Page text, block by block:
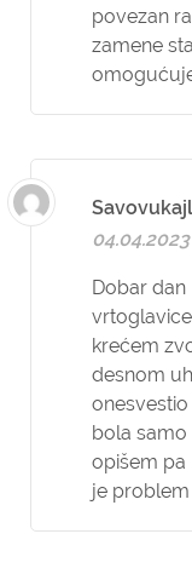
povezan
zamene
04.04.2023
Dobar
krećem
desnom
bola samo
opišem pa
je